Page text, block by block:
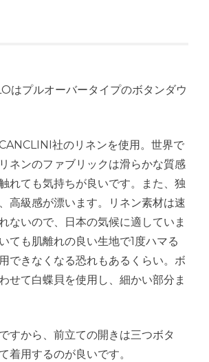
はプルオーバータイプのボタンダウ
社のリネンを使用。世界で
ネンのファブリックは滑らかな質感
れても気持ちが良いです。また、独
高級感が漂います。リネン素材は速
ないので、日本の気候に適していま
ても肌離れの良い生地で1度ハマる
できなくなる恐れもあるくらい。ボ
せて白蝶貝を使用し、細かい部分ま
すから、前立ての開きは三つボタ
着用するのが良いです。